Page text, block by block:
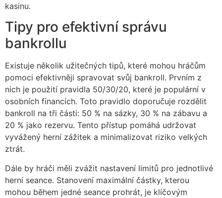
kasinu.
Tipy pro efektivní správu
bankrollu
Existuje několik užitečných tipů, které mohou hráčům
pomoci efektivněji spravovat svůj bankroll. Prvním z
nich je použití pravidla 50/30/20, které je populární v
osobních financích. Toto pravidlo doporučuje rozdělit
bankroll na tři části: 50 % na sázky, 30 % na zábavu a
20 % jako rezervu. Tento přístup pomáhá udržovat
vyvážený herní zážitek a minimalizovat riziko velkých
ztrát.
Dále by hráči měli zvážit nastavení limitů pro jednotlivé
herní seance. Stanovení maximální částky, kterou
mohou během jedné seance prohrát, je klíčovým